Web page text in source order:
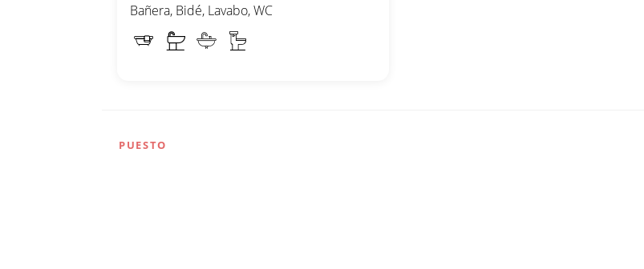
Bañera, Bidé, Lavabo, WC
PUESTO